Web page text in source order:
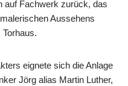
auf Fachwerk zurück, das
Aussehens
eignete sich die Anlage
Jörg alias Martin Luther,